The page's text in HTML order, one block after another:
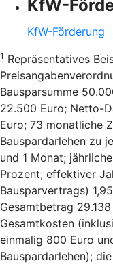
KfW-
KfW-Förderung
1 Repräsentatives
Bausparsumme
22.500 Euro; Netto-
Euro; 73 monatliche
Bauspardarlehen zu
und 1 Monat;
Prozent; effektiver
Bausparvertrags)
Gesamtbetrag
Gesamtkosten
einmalig 800 Euro
Bauspardarlehen);